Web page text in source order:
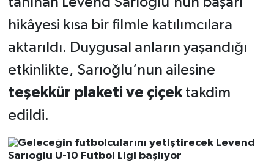
hikâyesi kısa bir filmle katılımcılara
aktarıldı. Duygusal anların yaşandığı
etkinlikte, Sarıoğlu’nun ailesine
teşekkür plaketi ve çiçektakdim
edildi.